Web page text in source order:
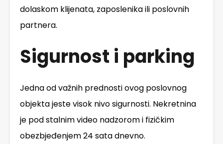
dolaskom klijenata, zaposlenika ili poslovnih
partnera.
Sigurnost i parking
Jedna od važnih prednosti ovog poslovnog
objekta jeste visok nivo sigurnosti. Nekretnina
je pod stalnim video nadzorom i fizičkim
obezbjeđenjem 24 sata dnevno.